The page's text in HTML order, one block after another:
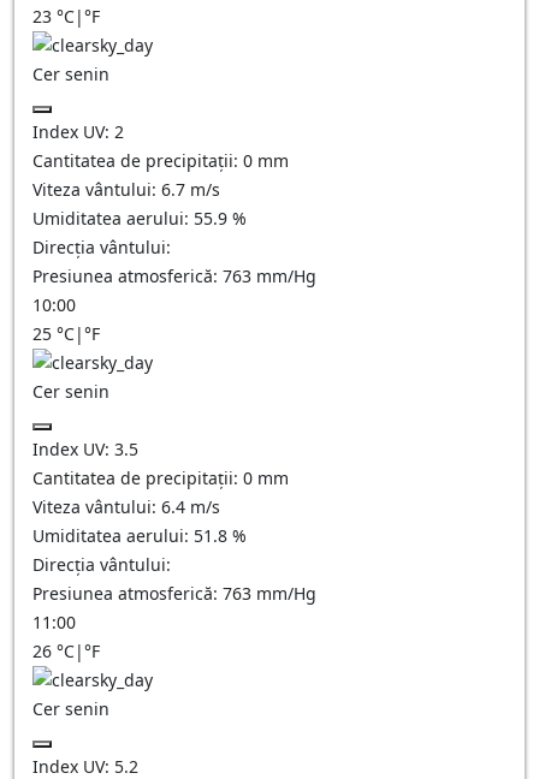
23 °C|°F
Cer senin
Index UV: 2
Cantitatea de precipitații: 0 mm
Viteza vântului: 6.7 m/s
Umiditatea aerului: 55.9 %
Direcția vântului:
Presiunea atmosferică: 763 mm/Hg
10:00
25 °C|°F
Cer senin
Index UV: 3.5
Cantitatea de precipitații: 0 mm
Viteza vântului: 6.4 m/s
Umiditatea aerului: 51.8 %
Direcția vântului:
Presiunea atmosferică: 763 mm/Hg
11:00
26 °C|°F
Cer senin
Index UV: 5.2